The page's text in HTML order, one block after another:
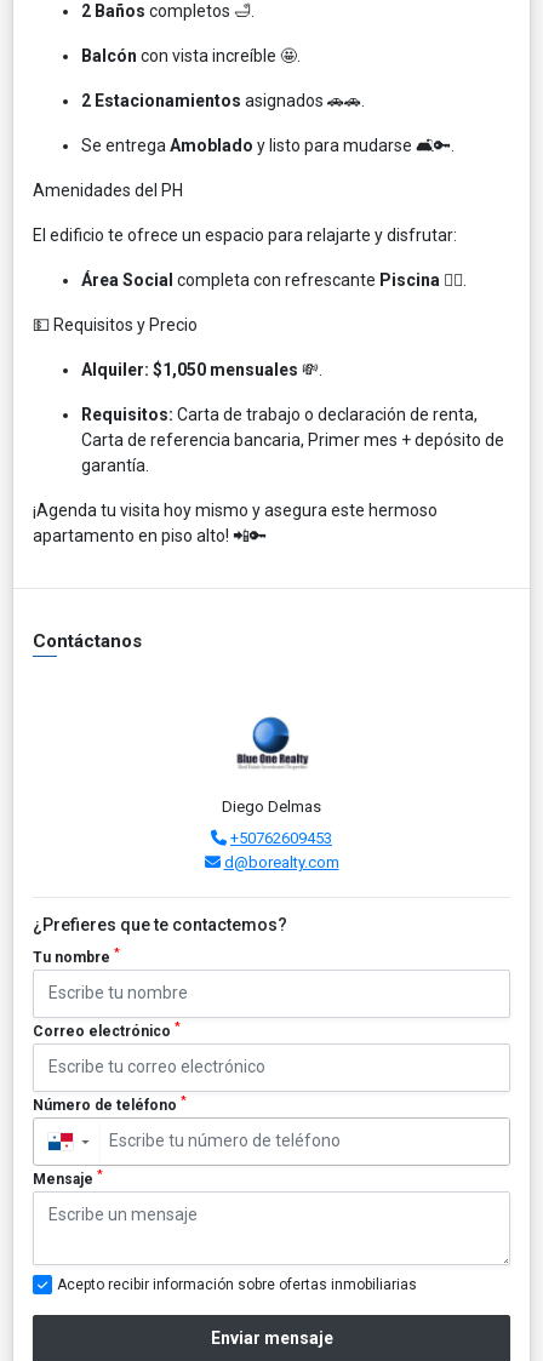
2 Baños completos 🛁.
Balcón con vista increíble 🤩.
2 Estacionamientos asignados 🚗🚗.
Se entrega Amoblado y listo para mudarse 🛋️🔑.
Amenidades del PH
El edificio te ofrece un espacio para relajarte y disfrutar:
Área Social completa con refrescante Piscina 🏊‍♀️.
💵 Requisitos y Precio
Alquiler: $1,050 mensuales 💸.
Requisitos: Carta de trabajo o declaración de renta,
Carta de referencia bancaria, Primer mes + depósito de
garantía.
¡Agenda tu visita hoy mismo y asegura este hermoso
apartamento en piso alto! 📲🔑
Contáctanos
Diego Delmas
+50762609453
d@borealty.com
¿Prefieres que te contactemos?
Tu nombre *
Correo electrónico *
Número de teléfono *
▼
Mensaje *
Acepto recibir información sobre ofertas inmobiliarias
Enviar mensaje